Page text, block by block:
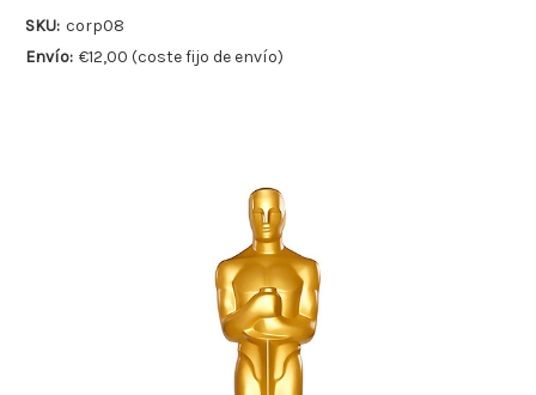
SKU: corp08
Envío: €12,00 (coste fijo de envío)